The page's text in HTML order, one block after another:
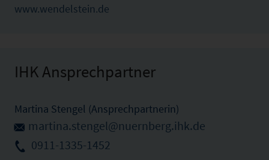
www.wendelstein.de
IHK Ansprechpartner
Martina Stengel (Ansprechpartnerin)
martina.stengel@nuernberg.ihk.de
0911-1335-1452